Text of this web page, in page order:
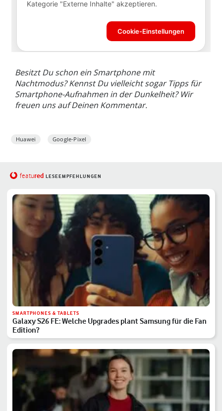
Besitzt Du schon ein Smartphone mit
Nachtmodus? Kennst Du vielleicht sogar Tipps für
Smartphone-Aufnahmen in der Dunkelheit? Wir
freuen uns auf Deinen Kommentar.
Huawei Google-Pixel
featured LESEEMPFEHLUNGEN
SMARTPHONES & TABLETS
Galaxy S26 FE: Welche Upgrades plant Samsung für die Fan
Edition?